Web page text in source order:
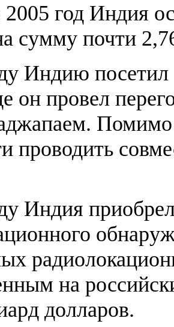
год Индия
сумму почти
Индию
он провел
Помимо
проводить
Индия
на
долларов.